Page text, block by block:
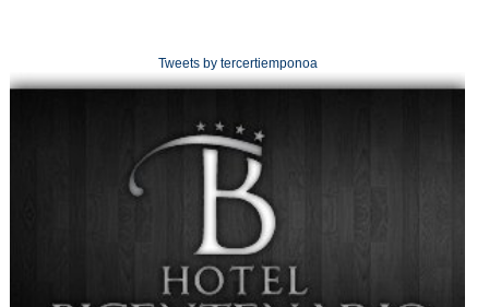
Tweets by tercertiemponoa